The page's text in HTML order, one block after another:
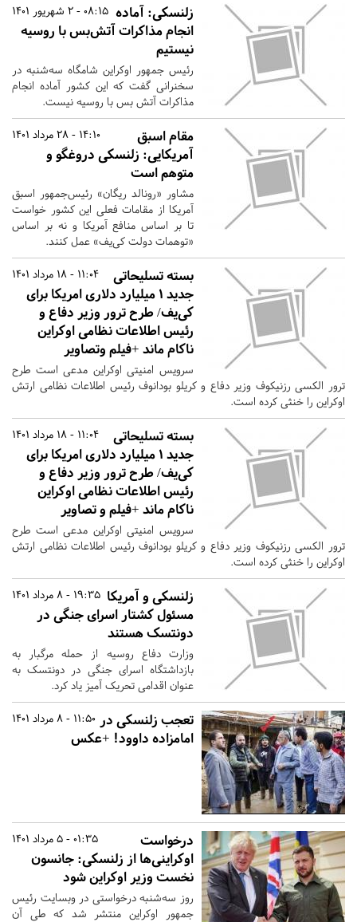
08:15 - 2 شهریور 1401 زلنسکی: آماده
انجام مذاکرات آتش‌بس با روسیه
نیستیم
رئیس جمهور اوکراین شامگاه سه‌شنبه در
سخنرانی گفت که این کشور آماده انجام
مذاکرات آتش بس با روسیه نیست.
14:10 - 28 مرداد 1401
مقام اسبق
آمریکایی: زلنسکی دروغگو و
متوهم است
مشاور «رونالد ریگان» رئیس‌جمهور اسبق
آمریکا از مقامات فعلی این کشور خواست
تا بر اساس منافع آمریکا و نه بر اساس
«توهمات دولت کی‌یف» عمل کنند.
11:04 - 18 مرداد 1401
بسته تسلیحاتی
جدید ۱ میلیارد دلاری امریکا برای
کی‌یف/ طرح ترور وزیر دفاع و
رئیس اطلاعات نظامی اوکراین
ناکام ماند +فیلم وتصاویر
سرویس امنیتی اوکراین مدعی است طرح
ترور الکسی رزنیکوف وزیر دفاع و کریلو بودانوف رئیس اطلاعات نظامی ارتش
اوکراین را خنثی کرده است.
11:04 - 18 مرداد 1401
بسته تسلیحاتی
جدید ۱ میلیارد دلاری امریکا برای
کی‌یف/ طرح ترور وزیر دفاع و
رئیس اطلاعات نظامی اوکراین
ناکام ماند +فیلم و تصاویر
سرویس امنیتی اوکراین مدعی است طرح
ترور الکسی رزنیکوف وزیر دفاع و کریلو بودانوف رئیس اطلاعات نظامی ارتش
اوکراین را خنثی کرده است.
19:35 - 8 مرداد 1401 زلنسکی و آمریکا
مسئول کشتار اسرای جنگی در
دونتسک هستند
وزارت دفاع روسیه از حمله مرگبار به
بازداشتگاه اسرای جنگی در دونتسک به
عنوان اقدامی تحریک آمیز یاد کرد.
11:50 - 8 مرداد 1401 تعجب زلنسکی در
امامزاده داوود! +عکس
01:35 - 5 مرداد 1401
درخواست
اوکراینی‌ها از زلنسکی: جانسون
نخست وزیر اوکراین شود
روز سه‌شنبه درخواستی در وبسایت رئیس
جمهور اوکراین منتشر شد که طی آن